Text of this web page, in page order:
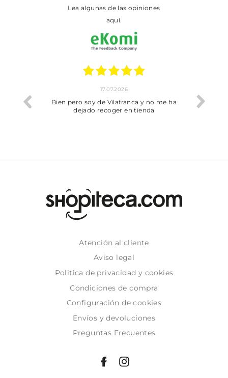
Lea algunas de las opiniones
aquí.
trobat
17.07.2026
Bien pero soy de Vilafranca y no me ha
dejado recoger en tienda
Atención al cliente
Aviso legal
Politica de privacidad y cookies
Condiciones de compra
Configuración de cookies
Envíos y devoluciones
Preguntas Frecuentes